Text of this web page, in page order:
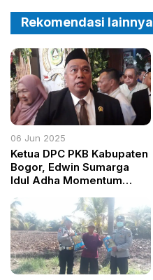
Rekomendasi lainnya
06 Jun 2025
Ketua DPC PKB Kabupaten
Bogor, Edwin Sumarga
Idul Adha Momentum
Ketakwaan Sosial